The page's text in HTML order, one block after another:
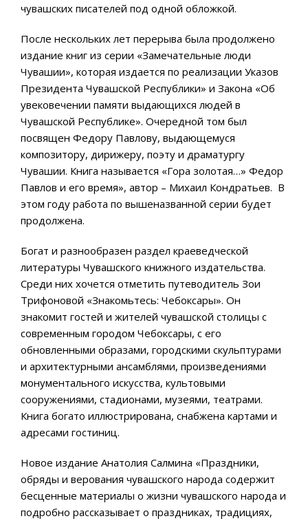
чувашских писателей под одной обложкой.
После нескольких лет перерыва была продолжено
издание книг из серии «Замечательные люди
Чувашии», которая издается по реализации Указов
Президента Чувашской Республики» и Закона «Об
увековечении памяти выдающихся людей в
Чувашской Республике». Очередной том был
посвящен Федору Павлову, выдающемуся
композитору, дирижеру, поэту и драматургу
Чувашии. Книга называется «Гора золотая…» Федор
Павлов и его время», автор – Михаил Кондратьев. В
этом году работа по вышеназванной серии будет
продолжена.
Богат и разнообразен раздел краеведческой
литературы Чувашского книжного издательства.
Среди них хочется отметить путеводитель Зои
Трифоновой «Знакомьтесь: Чебоксары». Он
знакомит гостей и жителей чувашской столицы с
современным городом Чебоксары, с его
обновленными образами, городскими скульптурами
и архитектурными ансамблями, произведениями
монументального искусства, культовыми
сооружениями, стадионами, музеями, театрами.
Книга богато иллюстрирована, снабжена картами и
адресами гостиниц.
Новое издание Анатолия Салмина «Праздники,
обряды и верования чувашского народа содержит
бесценные материалы о жизни чувашского народа и
подробно рассказывает о праздниках, традициях,